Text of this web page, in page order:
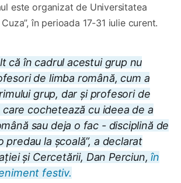
este organizat de Universitatea
în perioada 17-31 iulie curent.
că în cadrul acestui grup nu
de limba română, cum a
grup, dar și profesori de
cochetează cu ideea de a
sau deja o fac - disciplină de
predau la școală”, a declarat
și Cercetării, Dan Perciun,în
festiv.